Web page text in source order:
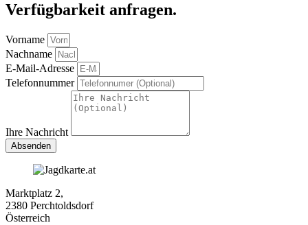
Verfügbarkeit anfragen.
Vorname
Nachname
E-Mail-Adresse
Telefonnummer
Ihre Nachricht
Absenden
Marktplatz 2,
2380 Perchtoldsdorf
Österreich